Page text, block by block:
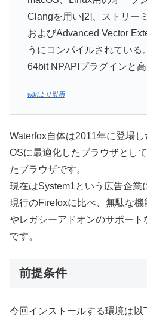
Clangを用い[2]、ストリー
およびAdvanced Vector
うにコンパイルされている
64bit NPAPIプラグインと高
wikiより引用
Waterfox自体は2011年に登場
OSに最適化したブラウザとし
たブラウザです。
現在はSystem1という広告企業
現行のFirefoxに比べ、無駄な
やレガシーアドオンのサポート
です。
前提条件
今回インストールする環境は以